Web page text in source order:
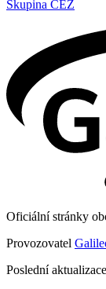
Skupina ČEZ
Oficiální stránky
Provozovatel
Poslední